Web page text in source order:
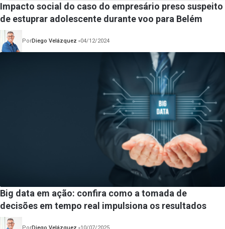
Impacto social do caso do empresário preso suspeito
de estuprar adolescente durante voo para Belém
PorDiego Velázquez 04/12/2024
Big data em ação: confira como a tomada de
decisões em tempo real impulsiona os resultados